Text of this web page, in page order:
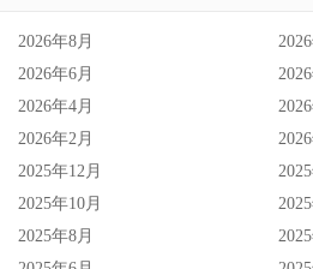
2026年8月
2026年6月
2026年4月
2026年2月
2025年12月
2025年10月
2025年8月